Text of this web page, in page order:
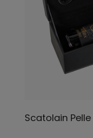
Scatolain